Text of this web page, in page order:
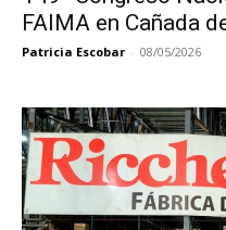
FAIMA en Cañada
Patricia Escobar - 08/05/2026